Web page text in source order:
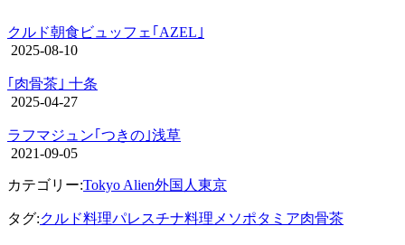
クルド朝食ビュッフェ｢AZEL｣
2025-08-10
｢肉骨茶｣ 十条
2025-04-27
ラフマジュン｢つきの｣浅草
2021-09-05
カテゴリー:Tokyo Alien外国人 東京
タグ:クルド料理パレスチナ料理 メソポタミア肉骨茶